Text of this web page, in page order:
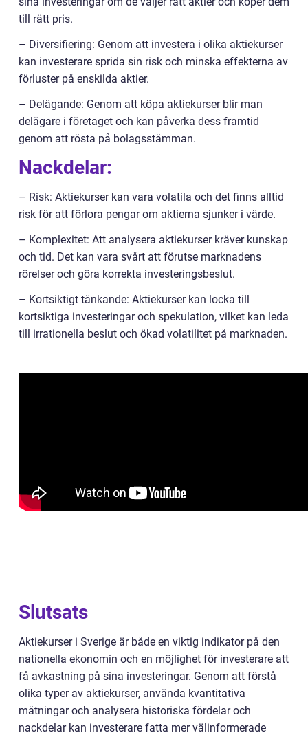
till rätt pris.
– Diversifiering: Genom att investera i olika aktiekurser
kan investerare sprida sin risk och minska effekterna av
förluster på enskilda aktier.
– Delägande: Genom att köpa aktiekurser blir man
delägare i företaget och kan påverka dess framtid
genom att rösta på bolagsstämman.
Nackdelar:
– Risk: Aktiekurser kan vara volatila och det finns alltid
risk för att förlora pengar om aktierna sjunker i värde.
– Komplexitet: Att analysera aktiekurser kräver kunskap
och tid. Det kan vara svårt att förutse marknadens
rörelser och göra korrekta investeringsbeslut.
– Kortsiktigt tänkande: Aktiekurser kan locka till
kortsiktiga investeringar och spekulation, vilket kan leda
till irrationella beslut och ökad volatilitet på marknaden.
Slutsats
Aktiekurser i Sverige är både en viktig indikator på den
nationella ekonomin och en möjlighet för investerare att
få avkastning på sina investeringar. Genom att förstå
olika typer av aktiekurser, använda kvantitativa
mätningar och analysera historiska fördelar och
nackdelar kan investerare fatta mer välinformerade